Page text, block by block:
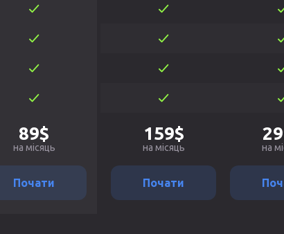
89$
на місяць
Почати
159$
на місяць
Почати
на